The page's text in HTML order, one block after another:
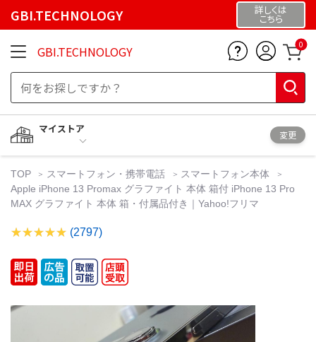
GBI.TECHNOLOGY 詳しくは
こちら
GBI.TECHNOLOGY 0
マイストア
変更
TOP スマートフォン・携帯電話
スマートフォン本体
Apple iPhone 13 Promax グラファイト 本体 箱付 iPhone 13 Pro
MAX グラファイト 本体 箱・付属品付き｜Yahoo!フリマ
(2797)